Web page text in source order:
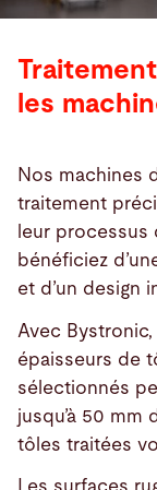
les
Nos machines
traitement
leur
bénéficiez
et d’un design
Avec
épaisseurs de
sélectionnés
jusqu’à 50 mm
tôles traitées
Les surfaces